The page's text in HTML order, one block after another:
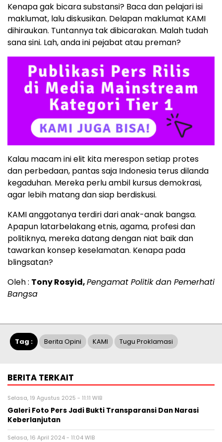
Kenapa gak bicara substansi? Baca dan pelajari isi
maklumat, lalu diskusikan. Delapan maklumat KAMI
dihiraukan. Tuntannya tak dibicarakan. Malah tudah
sana sini. Lah, anda ini pejabat atau preman?
Kalau macam ini elit kita merespon setiap protes
dan perbedaan, pantas saja Indonesia terus dilanda
kegaduhan. Mereka perlu ambil kursus demokrasi,
agar lebih matang dan siap berdiskusi.
KAMI anggotanya terdiri dari anak-anak bangsa.
Apapun latarbelakang etnis, agama, profesi dan
politiknya, mereka datang dengan niat baik dan
tawarkan konsep keselamatan. Kenapa pada
blingsatan?
Oleh : Tony Rosyid,Pengamat Politik dan Pemerhati
Bangsa
Tag : Berita Opini KAMI Tugu Proklamasi
BERITA TERKAIT
Selasa, 19 Agustus 2025 - 11:11 WIB
Galeri Foto Pers Jadi Bukti Transparansi Dan Narasi
Keberlanjutan
Selasa, 16 April 2024 - 11:04 WIB